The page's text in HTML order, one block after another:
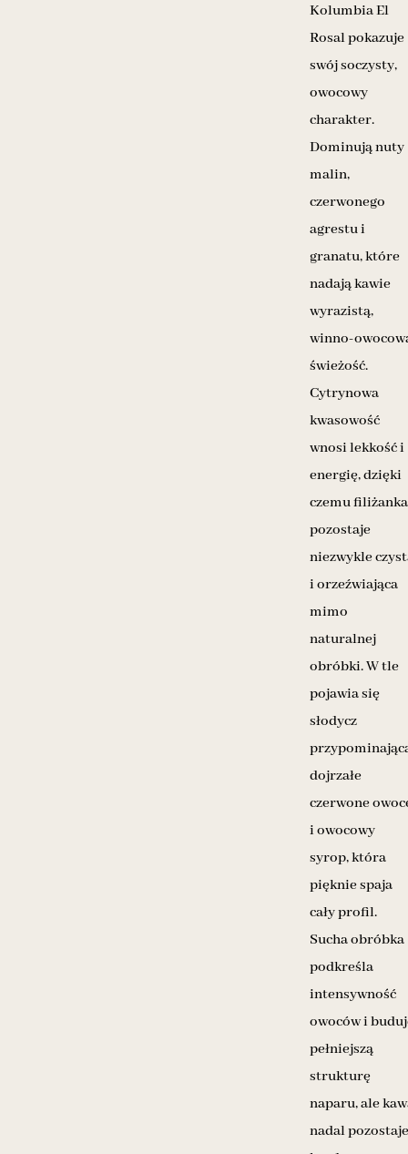
Kolumbia El
Rosal pokazuje
swój soczysty,
owocowy
charakter.
Dominują nuty
malin,
czerwonego
agrestu i
granatu, które
nadają kawie
wyrazistą,
winno-
świeżość.
Cytrynowa
kwasowość
wnosi lekkość i
energię, dzięki
czemu filiżanka
pozostaje
niezwykle
i orzeźwiająca
mimo
naturalnej
obróbki. W tle
pojawia się
słodycz
dojrzałe
czerwone
i owocowy
syrop, która
pięknie spaja
cały profil.
Sucha obróbka
podkreśla
intensywność
owoców i
pełniejszą
strukturę
naparu, ale
nadal pozostaje